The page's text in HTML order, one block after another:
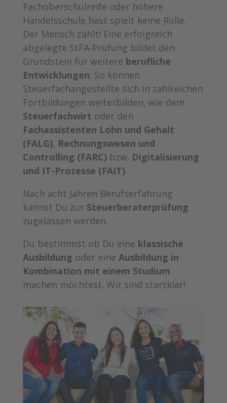
Fachoberschulreife oder höhere
Handelsschule hast spielt keine Rolle.
Der Mensch zählt! Eine erfolgreich
abgelegte StFA-Prüfung bildet den
Grundstein für weitere berufliche
Entwicklungen: So können
Steuerfachangestellte sich in zahlreichen
Fortbildungen weiterbilden, wie dem
Steuerfachwirt oder den
Fachassistenten Lohn und Gehalt
(FALG), Rechnungswesen und
Controlling (FARC)bzw. Digitalisierung
und IT-Prozesse (FAIT).
Nach acht Jahren Berufserfahrung
kannst Du zur Steuerberaterprüfung
zugelassen werden.
Du bestimmst ob Du eine klassische
Ausbildung oder eine Ausbildung in
Kombination mit einem Studium
machen möchtest. Wir sind startklar!